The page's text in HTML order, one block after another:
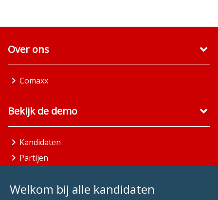
Welkom bij alle kandidaten
Over ons
Comaxx
Bekijk de demo
Kandidaten
Partijen
Aandachtsgebieden